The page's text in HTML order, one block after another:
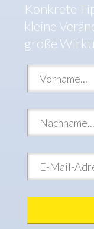
Konkrete
kleine
große